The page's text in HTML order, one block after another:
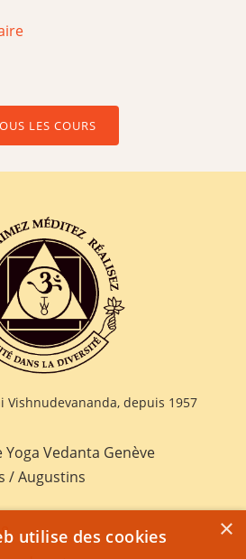
LES COURS
Vishnudevananda, depuis 1957
Vedanta Genève
/ Augustins
×
utilise des cookies